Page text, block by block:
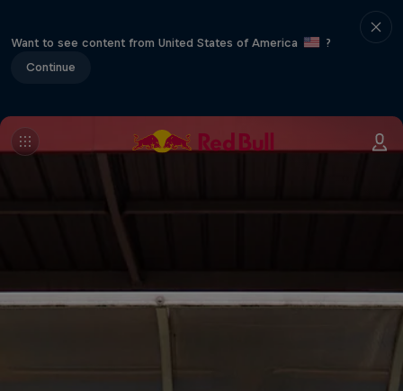
Want to see content from United States of America
?
Continue